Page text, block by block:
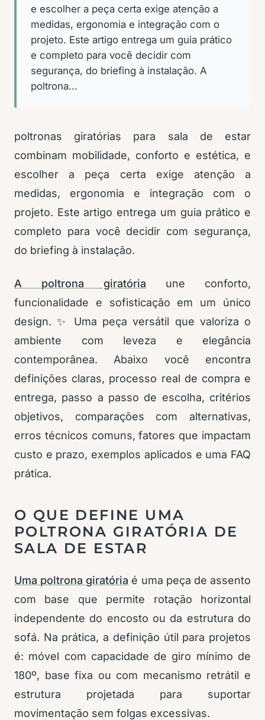
e escolher a peça certa exige atenção a
medidas, ergonomia e integração com o
projeto. Este artigo entrega um guia prático
e completo para você decidir com
segurança, do briefing à instalação. A
poltrona...
poltronas giratórias para sala de estar
combinam mobilidade, conforto e estética, e
escolher a peça certa exige atenção a
medidas, ergonomia e integração com o
projeto. Este artigo entrega um guia prático e
completo para você decidir com segurança,
do briefing à instalação.
A poltrona giratória une conforto,
funcionalidade e sofisticação em um único
design. ✨ Uma peça versátil que valoriza o
ambiente com leveza e elegância
contemporânea. Abaixo você encontra
definições claras, processo real de compra e
entrega, passo a passo de escolha, critérios
objetivos, comparações com alternativas,
erros técnicos comuns, fatores que impactam
custo e prazo, exemplos aplicados e uma FAQ
prática.
O QUE DEFINE UMA
POLTRONA GIRATÓRIA DE
SALA DE ESTAR
Uma poltrona giratória é uma peça de assento
com base que permite rotação horizontal
independente do encosto ou da estrutura do
sofá. Na prática, a definição útil para projetos
é: móvel com capacidade de giro mínimo de
180º, base fixa ou com mecanismo retrátil e
estrutura projetada para suportar
movimentação sem folgas excessivas.